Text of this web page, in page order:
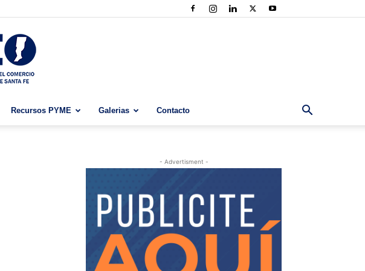
Recursos PYME Galerias Contacto
- Advertisment -